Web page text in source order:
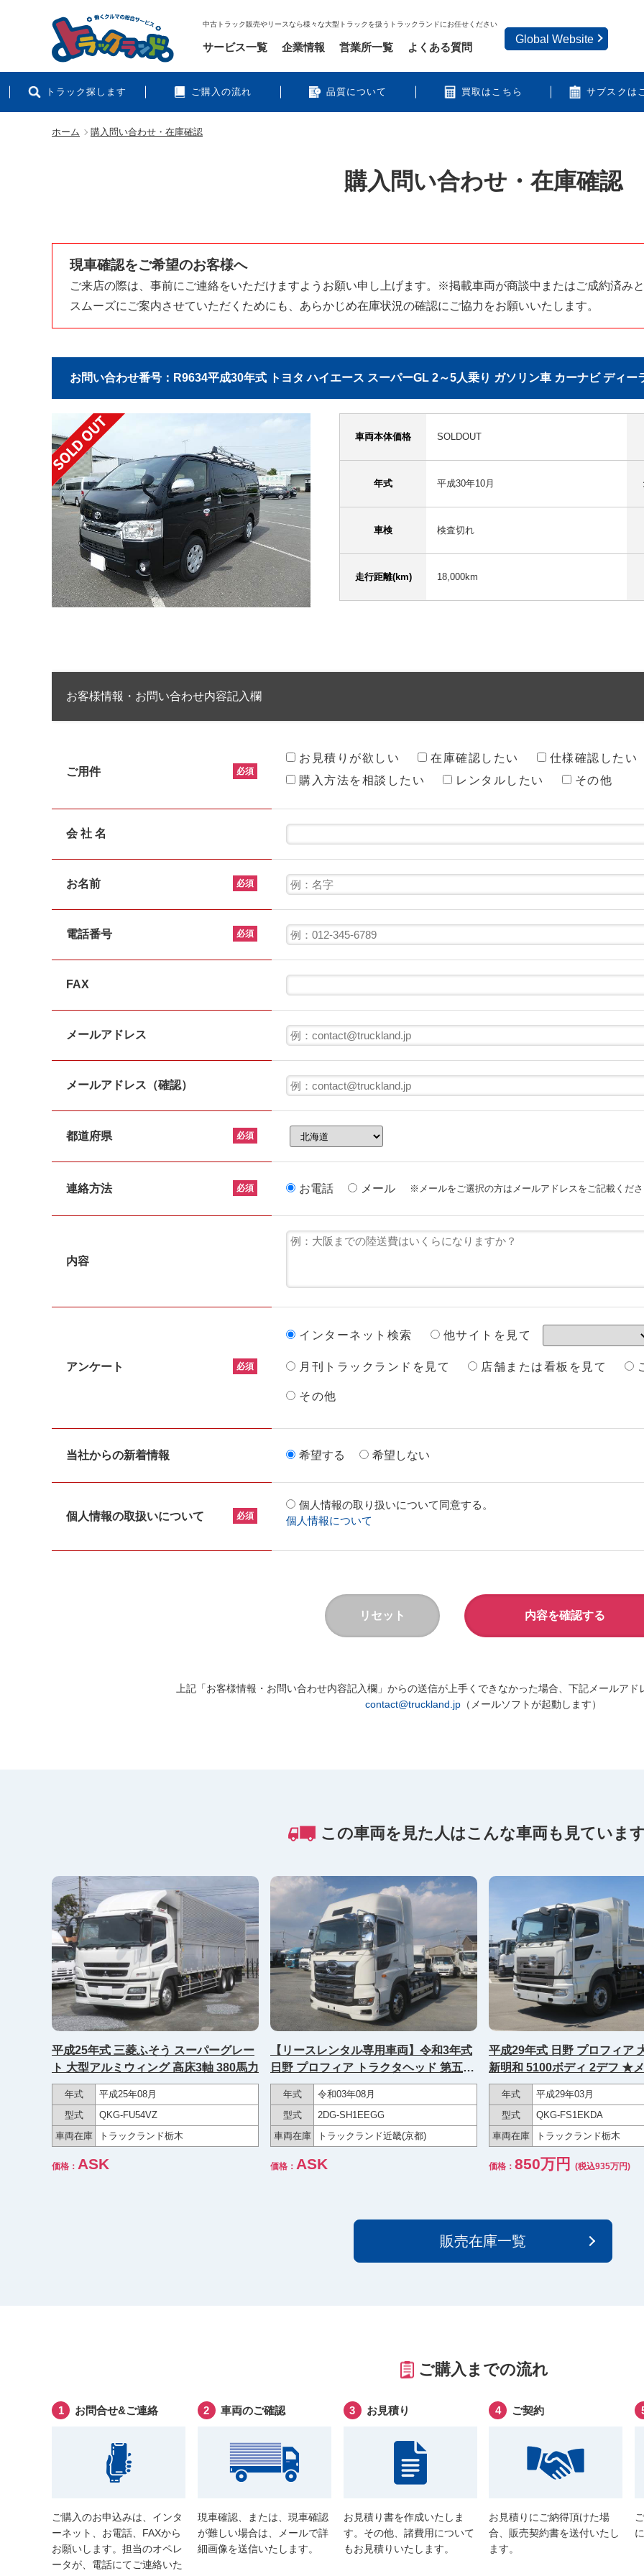
中古トラック販売やリースなら様々な大型トラックを扱うトラックランドにお任せください
トラック探します ご購入の流れ 品質について 買取はこちら サブスクは
サービス一覧 企業情報 営業所一覧 よくある質問
Global Website
ホーム 購入問い合わせ・在庫確認
購入問い合わせ・在庫確認
現車確認をご希望のお客様へ
ご来店の際は、事前にご連絡をいただけますようお願い申し上げます。※掲載車両が商談中またはご成約済み
スムーズにご案内させていただくためにも、あらかじめ在庫状況の確認にご協力をお願いいたします。
お問い合わせ番号：R9634平成30年式 トヨタ ハイエース スーパーGL 2～5人乗り ガソリン車 カーナビ ディー
車両本体価格 SOLDOUT
年式 平成30年10月
車検 検査切れ
走行距離(km) 18,000km
お客様情報・お問い合わせ内容記入欄
ご用件 必須
お見積りが欲しい 在庫確認したい
仕様確認したい
購入方法を相談したい
レンタルしたい その他
会 社 名
お名前 必須
電話番号 必須
FAX
メールアドレス
メールアドレス（確認）
都道府県 必須
連絡方法 必須 お電話 メール ※メールをご選択の方はメールアドレスをご記載くだ
内容
アンケート 必須
インターネット検索 他サイトを見て
月刊トラックランドを見て 店舗または看板を見て
その他
当社からの新着情報 希望する 希望しない
個人情報の取扱いについて 必須
個人情報の取り扱いについて同意する。
個人情報について
上記「お客様情報・お問い合わせ内容記入欄」からの送信が上手くできなかった場合、下記メールア
contact@truckland.jp（メールソフトが起動します）
この車両を見た人はこんな車両も見ていま
平成25年式 三菱ふそう スーパーグレー
ト 大型アルミウィング 高床3軸 380馬力
年式
平成25年08月
型式
QKG-FU54VZ
車両在庫
トラックランド栃木
価格： ASK
【リースレンタル専用車両】令和3年式
日野 プロフィア トラクタヘッド 第五輪
荷重11.5t 410馬力 ハイルーフ アルミホ
イール ★あんしん車検パック施工済
み！★
年式
令和03年08月
型式
2DG-SH1EEGG
車両在庫
トラックランド近畿(京都)
価格： ASK
平成29年式 日野 プロフィア
新明和 5100ボディ 2デフ ★
走行約33万㎞/R9年6月迄車
年式
平成29年03月
型式
QKG-FS1EKDA
車両在庫
トラックランド栃木
価格： 850万円 (税込935万円)
販売在庫一覧
ご購入までの流れ
お問合せ&ご連絡
ご購入のお申込みは、インタ
ーネット、お電話、FAXから
お願いします。担当のオペレ
ータが、電話にてご連絡いた
車両のご確認
現車確認、または、現車確認
が難しい場合は、メールで詳
細画像を送信いたします。
お見積り
お見積り書を作成いたしま
す。その他、諸費用について
もお見積りいたします。
ご契約
お見積りにご納得頂けた場
合、販売契約書を送付いたし
ます。